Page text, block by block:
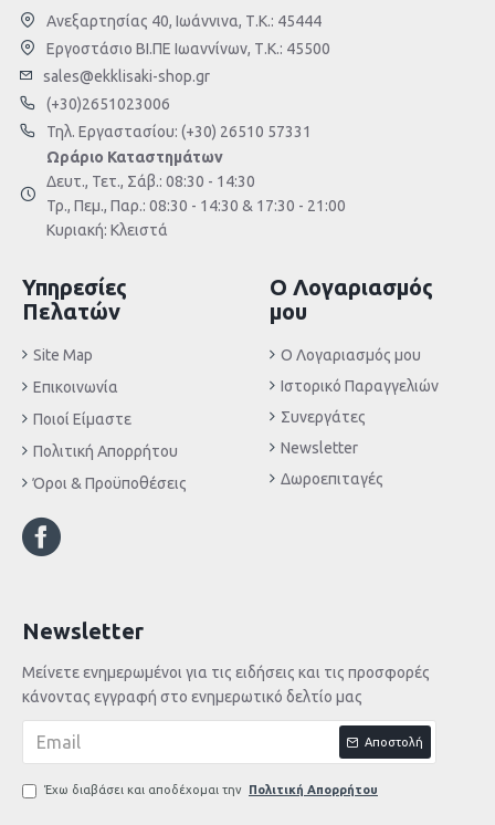
Ανεξαρτησίας 40, Ιωάννινα, Τ.Κ.: 45444
Εργοστάσιο ΒΙ.ΠΕ Ιωαννίνων, Τ.Κ.: 45500
sales@ekklisaki-shop.gr
(+30)2651023006
Τηλ. Εργαστασίου: (+30) 26510 57331
Ωράριο Καταστημάτων
Δευτ., Τετ., Σάβ.: 08:30 - 14:30
Τρ., Πεμ., Παρ.: 08:30 - 14:30 & 17:30 - 21:00
Κυριακή: Κλειστά
Υπηρεσίες
Πελατών
Site Map
Επικοινωνία
Ποιοί Είμαστε
Πολιτική Απορρήτου
Όροι & Προϋποθέσεις
Ο Λογαριασμός
μου
Ο Λογαριασμός μου
Ιστορικό Παραγγελιών
Συνεργάτες
Newsletter
Δωροεπιταγές
Newsletter
Μείνετε ενημερωμένοι για τις ειδήσεις και τις προσφορές
κάνοντας εγγραφή στο ενημερωτικό δελτίο μας
Αποστολή
Έχω διαβάσει και αποδέχομαι την Πολιτική Απορρήτου